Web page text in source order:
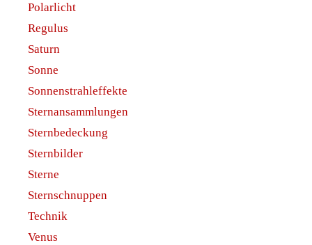
Polarlicht
Regulus
Saturn
Sonne
Sonnenstrahleffekte
Sternansammlungen
Sternbedeckung
Sternbilder
Sterne
Sternschnuppen
Technik
Venus